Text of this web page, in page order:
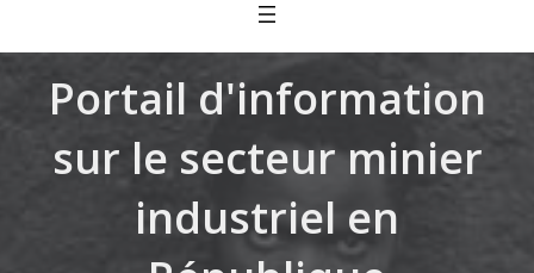
Portail d'information
sur le secteur minier
industriel en